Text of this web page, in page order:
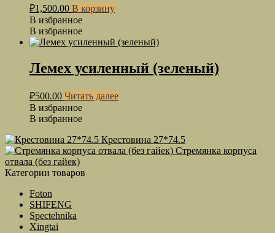
₽1,500.00 В корзину
В избранное
В избранное
Лемех усиленный (зеленый)
₽500.00 Читать далее
В избранное
В избранное
Крестовина 27*74.5
Стремянка корпуса
отвала (без гайек)
Категории товаров
Foton
SHIFENG
Spectehnika
Xingtai